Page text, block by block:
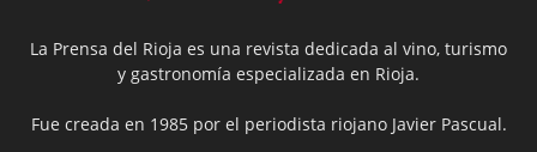
La Prensa del Rioja es una revista dedicada al vino, turismo
y gastronomía especializada en Rioja.
Fue creada en 1985 por el periodista riojano Javier Pascual.